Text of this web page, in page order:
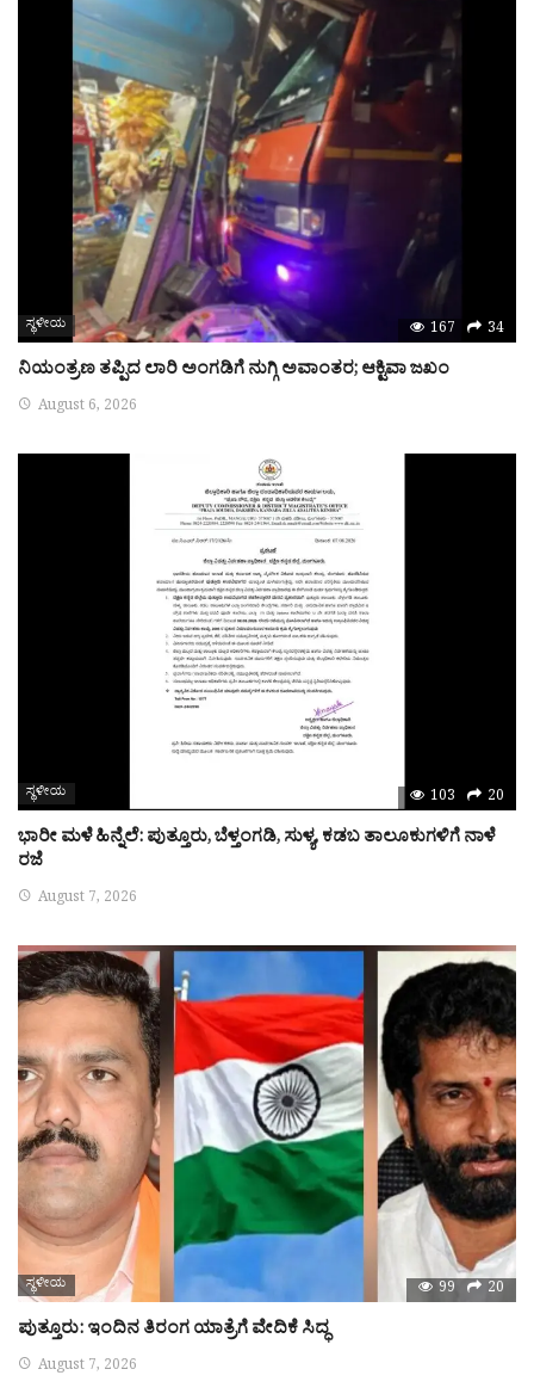
ಸ್ಥಳೀಯ 167 34
ನಿಯಂತ್ರಣ ತಪ್ಪಿದ ಲಾರಿ ಅಂಗಡಿಗೆ ನುಗ್ಗಿ ಅವಾಂತರ; ಆಕ್ಟಿವಾ ಜಖಂ
August 6, 2026
ಸ್ಥಳೀಯ 103 20
ಭಾರೀ ಮಳೆ ಹಿನ್ನೆಲೆ: ಪುತ್ತೂರು, ಬೆಳ್ತಂಗಡಿ, ಸುಳ್ಯ, ಕಡಬ ತಾಲೂಕುಗಳಿಗೆ ನಾಳೆ
ರಜೆ
August 7, 2026
ಸ್ಥಳೀಯ 99 20
ಪುತ್ತೂರು: ಇಂದಿನ ತಿರಂಗ ಯಾತ್ರೆಗೆ ವೇದಿಕೆ ಸಿದ್ಧ
August 7, 2026